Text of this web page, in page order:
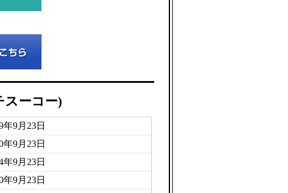
スーコー)
年9月23日
年9月23日
年9月23日
年9月23日